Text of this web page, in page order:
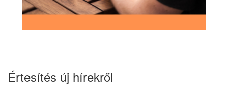
Értesítés új hírekről